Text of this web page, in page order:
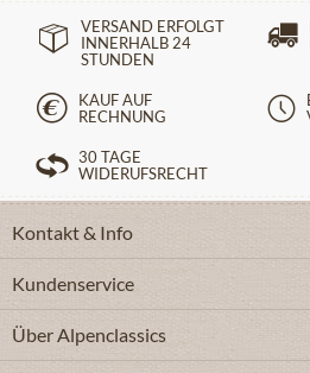
VERSAND ERFOLGT
INNERHALB 24
STUNDEN
KAUF AUF
RECHNUNG
30 TAGE
WIDERUFSRECHT
Kontakt & Info
Kundenservice
Über Alpenclassics